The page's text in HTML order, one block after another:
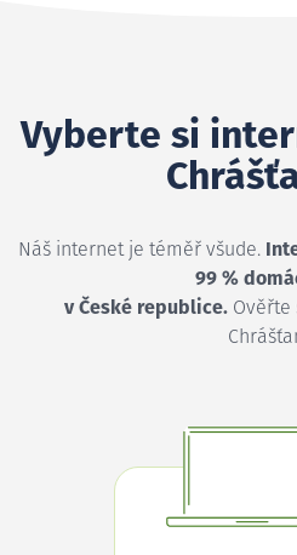
Vyberte si
Náš internet je téměř všude.
99 %
v České republice.Ověřte